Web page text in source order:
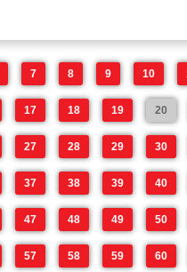
7 8 9 10
17 18 19 20
27 28 29 30
37 38 39 40
47 48 49 50
57 58 59 60